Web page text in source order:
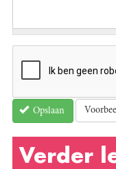
Opslaan
Verder